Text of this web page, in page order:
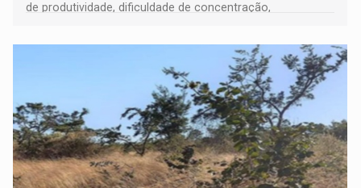
de produtividade, dificuldade de concentração,